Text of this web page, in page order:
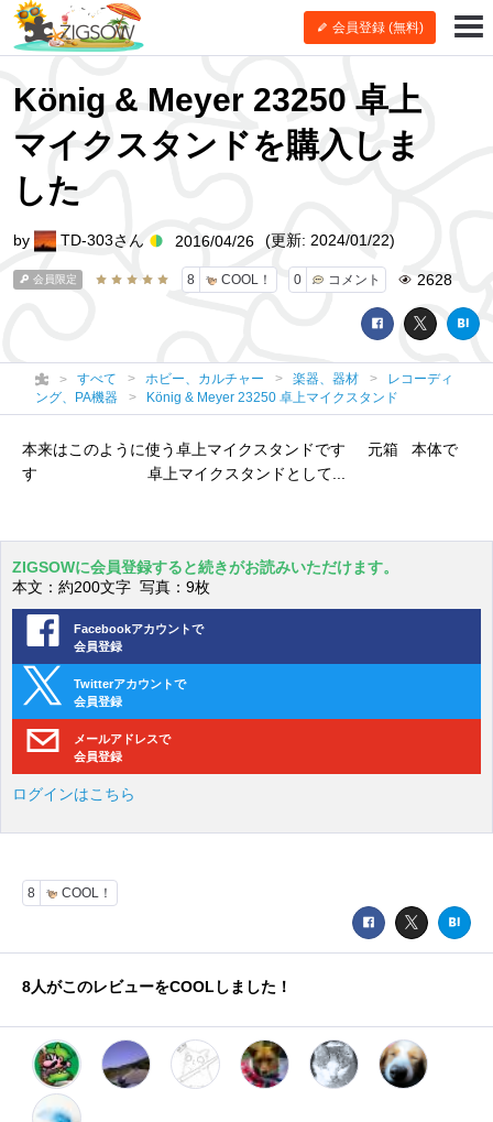
会員登録 (無料)
König & Meyer 23250 卓上
マイクスタンドを購入しま
した
会員限定 8 COOL！ 0 コメント 2628
by TD-303さん 2016/04/26 (更新: 2024/01/22)
すべて ホビー、カルチャー 楽器、器材
レコーディ
ング、PA機器
König & Meyer 23250 卓上マイクスタンド
本来はこのように使う卓上マイクスタンドです 元箱 本体で
す 卓上マイクスタンドとして...
ZIGSOWに会員登録すると続きがお読みいただけます。
本文：約200文字 写真：9枚
Facebookアカウントで
会員登録
Twitterアカウントで
会員登録
メールアドレスで
会員登録
ログインはこちら
8 COOL！
8人がこのレビューをCOOLしました！